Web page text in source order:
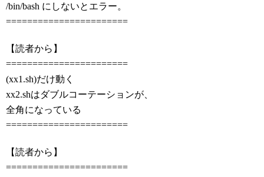
/bin/bash にしないとエラー。
=======================
【読者から】
=======================
(xx1.sh)だけ動く
xx2.shはダブルコーテーションが、
全角になっている
=======================
【読者から】
=======================